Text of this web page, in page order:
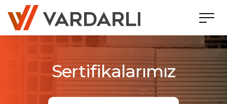
Sertifikalarımız